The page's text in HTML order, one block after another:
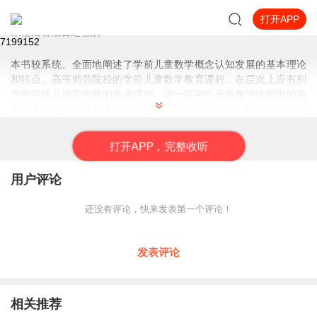
打开APP
学前儿童数学教育
7199152
本书较系统、全面地阐述了学前儿童数学概念认知发展的基本理论
和特点。高等师范院校的学前儿童数学教育课程，在层次上应有别
繁与多少，应该是在教学法理论的深度上子以区别。因此，本书力
院校学前专业的学生和具有中等师范程度又有实践经验的读者，不
仅知道应该教什么、怎么教、幼儿怎么学，而且知道为什么要教这
数学概念认知发展的理论是高等师范程度学生的基本任务，也是日
打开APP，完整收听
用户评论
还没有评论，快来发表第一个评论！
发表评论
相关推荐